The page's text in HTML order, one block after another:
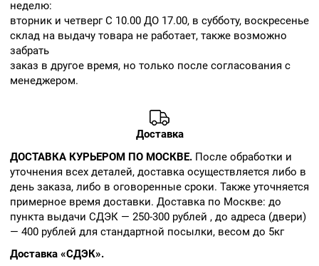
неделю:
вторник и четверг С 10.00 ДО 17.00, в субботу, воскресенье
склад на выдачу товара не работает, также возможно
забрать
заказ в другое время, но только после согласования с
менеджером.
Доставка
ДОСТАВКА КУРЬЕРОМ ПО МОСКВЕ. После обработки и
уточнения всех деталей, доставка осуществляется либо в
день заказа, либо в оговоренные сроки. Также уточняется
примерное время доставки. Доставка по Москве: до
пункта выдачи СДЭК — 250-300 рублей , до адреса (двери)
— 400 рублей для стандартной посылки, весом до 5кг
Доставка «СДЭК».